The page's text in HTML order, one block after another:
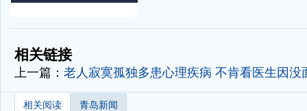
-
相关链接
上一篇： 老人寂寞孤独多患心理疾病 不肯看医生因没
相关阅读 青岛新闻